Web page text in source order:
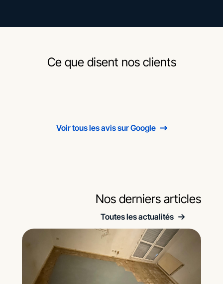
Ce que disent nos clients
Voir tous les avis sur Google
Nos derniers articles
Toutes les actualités